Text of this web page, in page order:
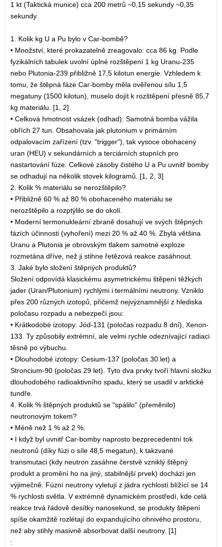
1 kt (Taktická munice) cca 200 metrů ~0,15 sekundy ~0,35
sekundy
1. Kolik kg U a Pu bylo v Car-bombě?
• Množství, které prokazatelně zreagovalo: cca 86 kg. Podle
fyzikálních tabulek uvolní úplné rozštěpení 1 kg Uranu-235
nebo Plutonia-239 přibližně 17,5 kilotun energie. Vzhledem k
tomu, že štěpná fáze Car-bomby měla ověřenou sílu 1,5
megatuny (1500 kilotun), muselo dojít k rozštěpení přesně 85,7
kg materiálu. [1, 2]
• Celková hmotnost vsázek (odhad): Samotná bomba vážila
obřích 27 tun. Obsahovala jak plutonium v primárním
odpalovacím zařízení (tzv. "trigger"), tak vysoce obohacený
uran (HEU) v sekundárních a terciárních stupních pro
nastartování fúze. Celkové zásoby čistého U a Pu uvnitř bomby
se odhadují na několik stovek kilogramů. [1, 2, 3]
2. Kolik % materiálu se nerozštěpilo?
• Přibližně 60 % až 80 % obohaceného materiálu se
nerozštěpilo a rozptýlilo se do okolí.
• Moderní termonukleární zbraně dosahují ve svých štěpných
fázích účinnosti (vyhoření) mezi 20 % až 40 %. Zbylá většina
Uranu a Plutonia je obrovským tlakem samotné exploze
rozmetána dříve, než ji stihne řetězová reakce zasáhnout.
3. Jaké bylo složení štěpných produktů?
Složení odpovídá klasickému asymetrickému štěpení těžkých
jader (Uran/Plutonium) rychlými i termálními neutrony. Vzniklo
přes 200 různých izotopů, přičemž nejvýznamnější z hlediska
poločasu rozpadu a nebezpečí jsou:
• Krátkodobé izotopy: Jód-131 (poločas rozpadu 8 dní), Xenon-
133. Ty způsobily extrémní, ale velmi rychle odeznívající radiaci
těsně po výbuchu.
• Dlouhodobé izotopy: Cesium-137 (poločas 30 let) a
Stroncium-90 (poločas 29 let). Tyto dva prvky tvoří hlavní složku
dlouhodobého radioaktivního spadu, který se usadil v arktické
tundře.
4. Kolik % štěpných produktů se "spálilo" (přeměnilo)
neutronovým tokem?
• Méně než 1 % až 2 %.
• I když byl uvnitř Car-bomby naprosto bezprecedentní tok
neutronů (díky fúzi o síle 48,5 megatun), k takzvané
transmutaci (kdy neutron zasáhne čerstvě vzniklý štěpný
produkt a promění ho na jiný, stabilnější prvek) dochází jen
výjimečně. Fúzní neutrony vyletují z jádra rychlostí blížící se 14
% rychlosti světla. V extrémně dynamickém prostředí, kde celá
reakce trvá řádově desítky nanosekund, se produkty štěpení
spíše okamžitě rozlétají do expandujícího ohnivého prostoru,
než aby stihly masivně absorbovat další neutrony. [1]
: